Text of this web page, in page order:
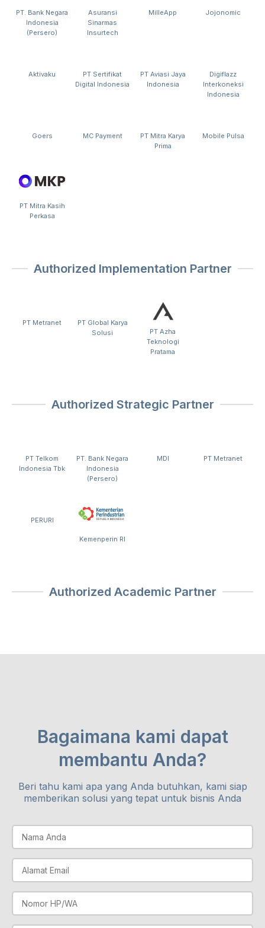
PT. Bank Negara
Indonesia
(Persero)
Asuransi
Sinarmas
Insurtech
MilleApp Jojonomic
Aktivaku
PT Sertifikat
Digital Indonesia
PT Aviasi Jaya
Indonesia
Digiflazz
Interkoneksi
Indonesia
Goers MC Payment
PT Mitra Karya
Prima
Mobile Pulsa
PT Mitra Kasih
Perkasa
Authorized Implementation Partner
PT Metranet
PT Global Karya
Solusi
PT Azha
Teknologi
Pratama
Authorized Strategic Partner
PT Telkom
Indonesia Tbk
PT. Bank Negara
Indonesia
(Persero)
MDI PT Metranet
PERURI
Kemenperin RI
Authorized Academic Partner
Bagaimana kami dapat
membantu Anda?
Beri tahu kami apa yang Anda butuhkan, kami siap
memberikan solusi yang tepat untuk bisnis Anda